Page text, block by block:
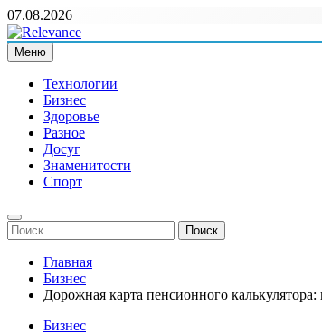
Перейти
к
содержимому
07.08.2026
Relevance
Релевантні новини — саме те, що вам потрібно
Меню
Технологии
Бизнес
Здоровье
Разное
Досуг
Знаменитости
Спорт
Найти:
Главная
Бизнес
Дорожная карта пенсионного
Бизнес